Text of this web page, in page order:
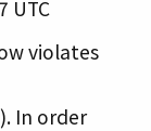
UTC
violates
). In order